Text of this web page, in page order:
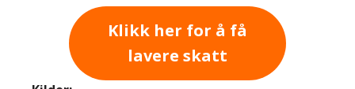
Klikk her for å få
lavere skatt